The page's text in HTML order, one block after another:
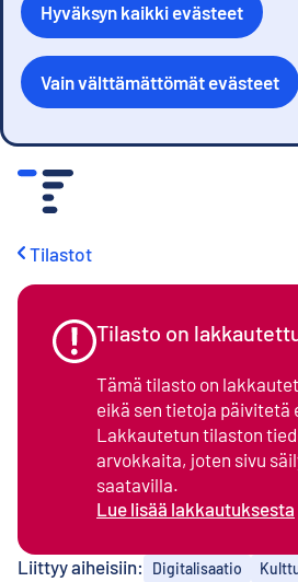
Hyväksyn kaikki evästeet
Vain välttämättömät evästeet
Tilastot
Tilasto on
Tämä tilasto on
eikä sen tietoja päivitetä
Lakkautetun tilaston
arvokkaita, joten sivu
saatavilla.
Lue lisää lakkautuksesta
Liittyy aiheisiin: Digitalisaatio